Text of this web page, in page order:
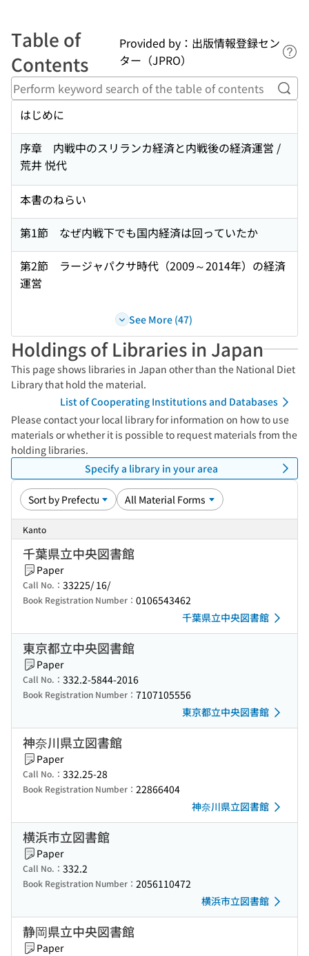
Table of
Contents
Provided by：出版情報登録セン
ター（JPRO）
はじめに
序章 内戦中のスリランカ経済と内戦後の経済運営 /
荒井 悦代
本書のねらい
第1節 なぜ内戦下でも国内経済は回っていたか
第2節 ラージャパクサ時代（2009～2014年）の経済
運営
See More (47)
Holdings of Libraries in Japan
This page shows libraries in Japan other than the National Diet
Library that hold the material.
List of Cooperating Institutions and Databases
Please contact your local library for information on how to use
materials or whether it is possible to request materials from the
holding libraries.
Specify a library in your area
Kanto
千葉県立中央図書館
Paper
Call No.： 33225/ 16/
Book Registration Number： 0106543462
千葉県立中央図書館
東京都立中央図書館
Paper
Call No.： 332.2-5844-2016
Book Registration Number： 7107105556
東京都立中央図書館
神奈川県立図書館
Paper
Call No.： 332.25-28
Book Registration Number： 22866404
神奈川県立図書館
横浜市立図書館
Paper
Call No.： 332.2
Book Registration Number： 2056110472
横浜市立図書館
静岡県立中央図書館
Paper